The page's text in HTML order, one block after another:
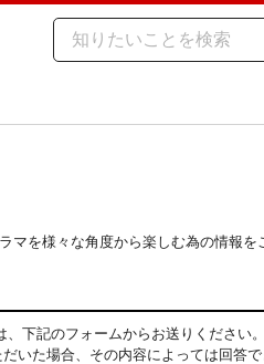
マを様々な角度から楽しむ為の情報を
下記のフォームからお送りください。
いた場合、その内容によっては回答